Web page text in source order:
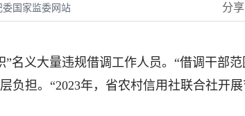
国家监委网站 分享
义大量违规借调工作人员。“借调干部范
负担。“2023年，省农村信用社联合社开